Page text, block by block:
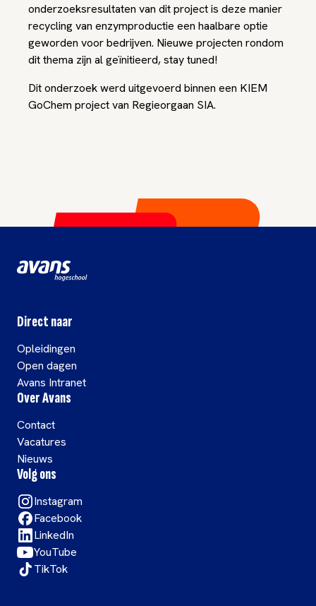
onderzoeksresultaten van dit project is deze manier
recycling van enzymproductie een haalbare optie
geworden voor bedrijven. Nieuwe projecten rondom
dit thema zijn al geïnitieerd, stay tuned!
Dit onderzoek werd uitgevoerd binnen een KIEM
GoChem project van Regieorgaan SIA.
Direct naar
Opleidingen
Open dagen
Avans Intranet
Over Avans
Contact
Vacatures
Nieuws
Volg ons
Instagram
Facebook
LinkedIn
YouTube
TikTok